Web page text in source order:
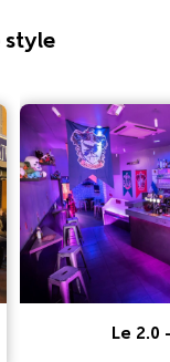
style
Le 2.0